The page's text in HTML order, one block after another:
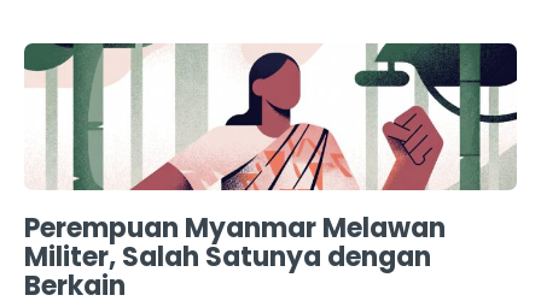
Perempuan Myanmar Melawan
Militer, Salah Satunya dengan
Berkain